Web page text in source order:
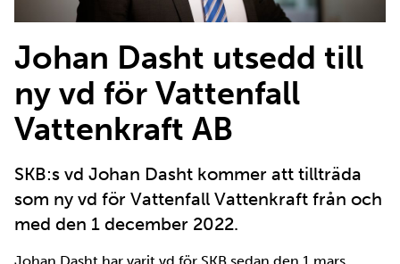
Johan Dasht utsedd till
ny vd för Vattenfall
Vattenkraft AB
SKB:s vd Johan Dasht kommer att tillträda
som ny vd för Vattenfall Vattenkraft från och
med den 1 december 2022.